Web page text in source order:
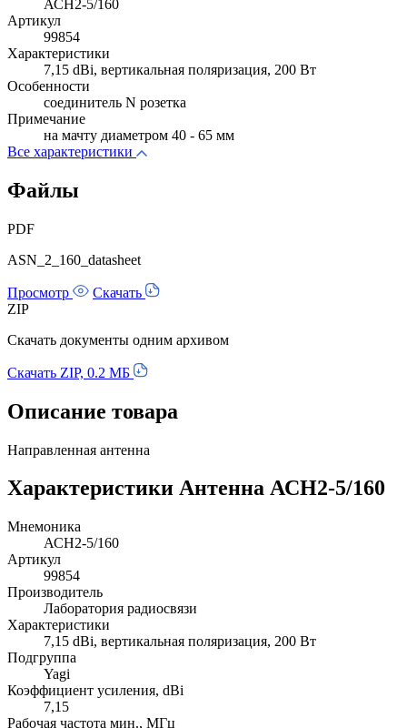
АСН2-5/160
Артикул
99854
Характеристики
7,15 dBi, вертикальная поляризация, 200 Вт
Особенности
соединитель N розетка
Примечание
на мачту диаметром 40 - 65 мм
Все характеристики
Файлы
PDF
ASN_2_160_datasheet
Просмотр
Скачать
ZIP
Скачать документы одним архивом
Скачать ZIP, 0.2 МБ
Описание товара
Направленная антенна
Характеристики Антенна АСН2-5/160
Мнемоника
АСН2-5/160
Артикул
99854
Производитель
Лаборатория радиосвязи
Характеристики
7,15 dBi, вертикальная поляризация, 200 Вт
Подгруппа
Yagi
Коэффициент усиления, dBi
7,15
Рабочая частота мин., МГц